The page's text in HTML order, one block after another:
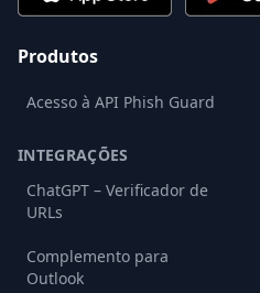
Produtos
Acesso à API Phish Guard
INTEGRAÇÕES
ChatGPT – Verificador de
URLs
Complemento para
Outlook